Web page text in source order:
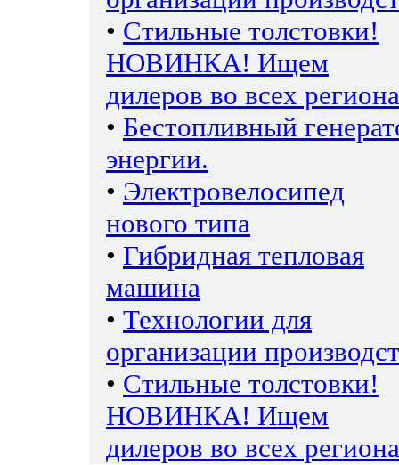
• Стильные толстовки!
НОВИНКА! Ищем
дилеров во всех
• Бестопливный
энергии.
• Электровелосипед
нового типа
• Гибридная тепловая
машина
• Технологии для
организации
• Стильные толстовки!
НОВИНКА! Ищем
дилеров во всех